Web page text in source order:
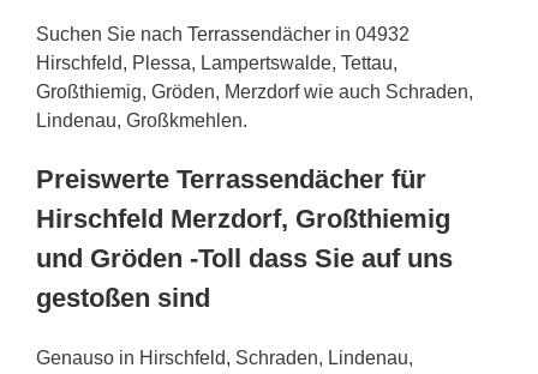
Suchen Sie nach Terrassendächer in 04932
Hirschfeld, Plessa, Lampertswalde, Tettau,
Großthiemig, Gröden, Merzdorf wie auch Schraden,
Lindenau, Großkmehlen.
Preiswerte Terrassendächer für
Hirschfeld Merzdorf, Großthiemig
und Gröden -Toll dass Sie auf uns
gestoßen sind
Genauso in Hirschfeld, Schraden, Lindenau,